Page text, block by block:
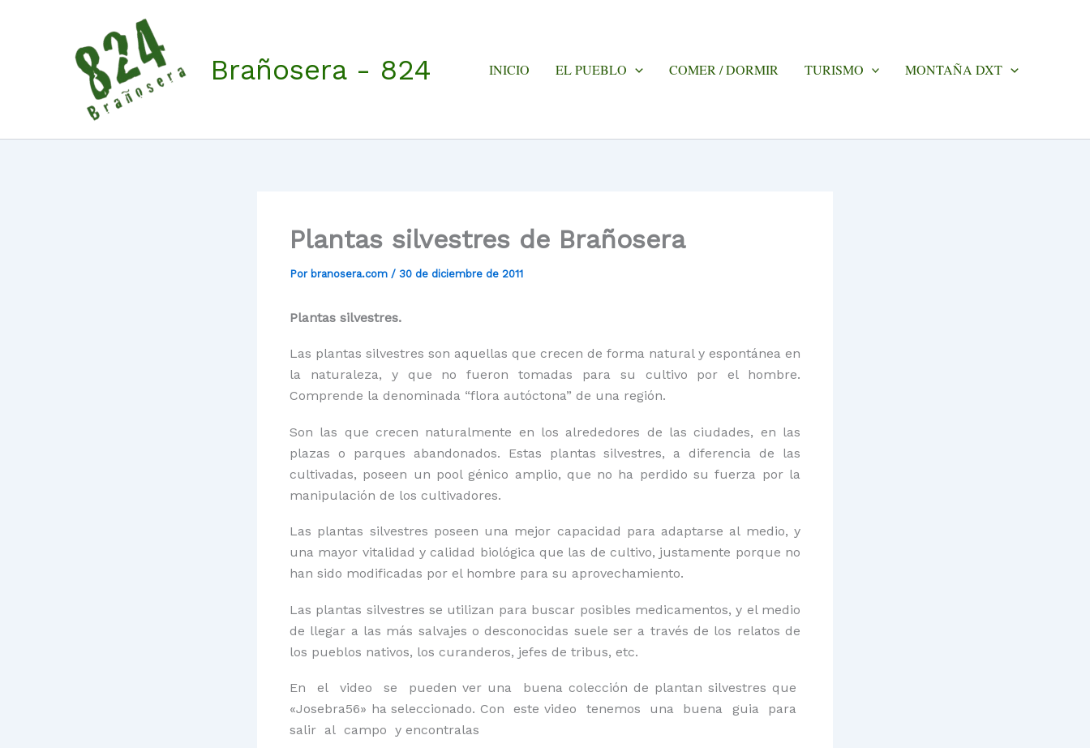
Brañosera - 824 INICIO EL PUEBLO COMER / DORMIR TURISMO MONTAÑA DXT
Plantas silvestres de Brañosera
Por branosera.com / 30 de diciembre de 2011
Plantas silvestres.
Las plantas silvestres son aquellas que crecen de forma natural y espontánea en
la naturaleza, y que no fueron tomadas para su cultivo por el hombre.
Comprende la denominada “flora autóctona” de una región.
Son las que crecen naturalmente en los alrededores de las ciudades, en las
plazas o parques abandonados. Estas plantas silvestres, a diferencia de las
cultivadas, poseen un pool génico amplio, que no ha perdido su fuerza por la
manipulación de los cultivadores.
Las plantas silvestres poseen una mejor capacidad para adaptarse al medio, y
una mayor vitalidad y calidad biológica que las de cultivo, justamente porque no
han sido modificadas por el hombre para su aprovechamiento.
Las plantas silvestres se utilizan para buscar posibles medicamentos, y el medio
de llegar a las más salvajes o desconocidas suele ser a través de los relatos de
los pueblos nativos, los curanderos, jefes de tribus, etc.
En el video se pueden ver una buena colección de plantan silvestres que
«Josebra56» ha seleccionado. Con este video tenemos una buena guia para
salir al campo y encontralas